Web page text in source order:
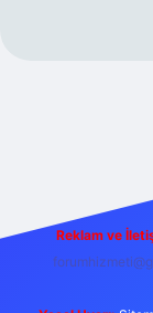
Reklam ve